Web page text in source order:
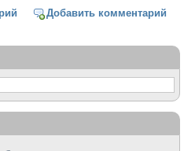
митрополит Антоний.
Добавить комментарий